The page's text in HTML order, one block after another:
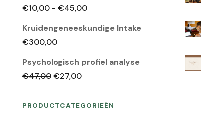
€10,00 - €45,00Prijsklasse:
Kruidengeneeskundige Intake
€300,00
Psychologisch profiel analyse
€47,00 Oorspronkelijke
was:
€27,00Huidige
is:
PRODUCTCATEGORIEËN